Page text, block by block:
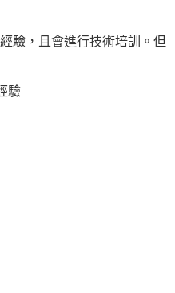
驗，且會進行技術培訓。但
驗